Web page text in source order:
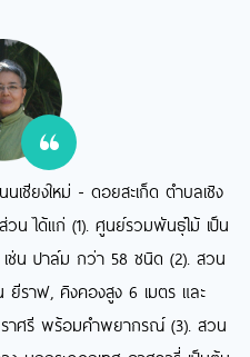
ชียงใหม่ - ดอยสะเก็ด ตำบลเชิง
น ได้แก่ (1). ศูนย์รวมพันธุ์ไม้ เป็น
ช่น ปาล์ม กว่า 58 ชนิด (2). สวน
ยีราฟ, คิงคองสูง 6 เมตร และ
าศรี พร้อมคำพยากรณ์ (3). สวน